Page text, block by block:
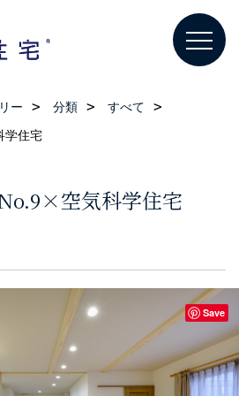
ー 分類
すべて
学住宅
空気科学住宅
Save